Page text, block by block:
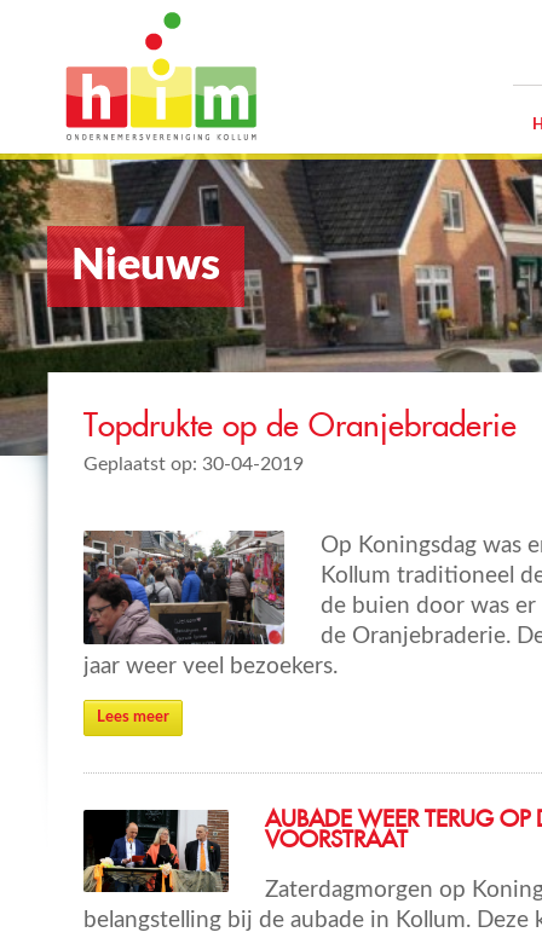
Nieuws
Topdrukte op de Oranjebraderie
Geplaatst op: 30-04-2019
Op Koningsdag was
Kollum traditioneel
de buien door was
de Oranjebraderie.
jaar weer veel bezoekers.
Lees meer
AUBADE WEER TERUG OP
VOORSTRAAT
Zaterdagmorgen op
belangstelling bij de aubade in Kollum. Deze